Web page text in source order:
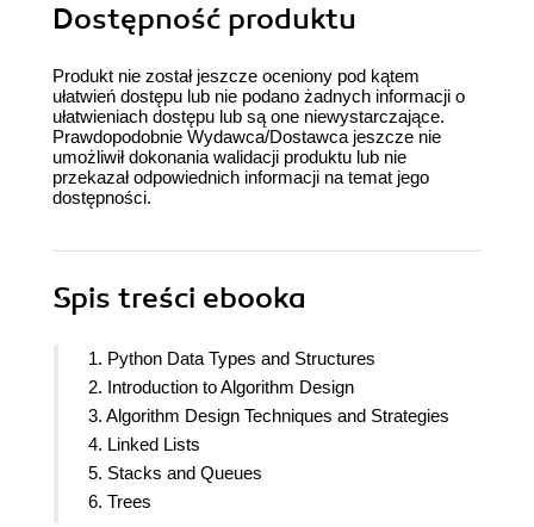
Dostępność produktu
Produkt nie został jeszcze oceniony pod kątem
ułatwień dostępu lub nie podano żadnych informacji o
ułatwieniach dostępu lub są one niewystarczające.
Prawdopodobnie Wydawca/Dostawca jeszcze nie
umożliwił dokonania walidacji produktu lub nie
przekazał odpowiednich informacji na temat jego
dostępności.
Spis treści ebooka
1. Python Data Types and Structures
2. Introduction to Algorithm Design
3. Algorithm Design Techniques and Strategies
4. Linked Lists
5. Stacks and Queues
6. Trees